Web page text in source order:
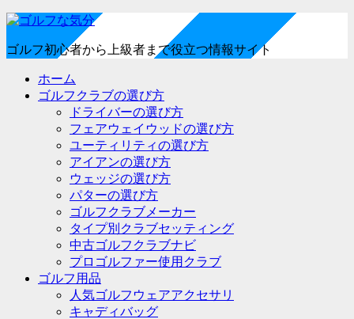
ゴルフ初心者から上級者まで役立つ情報サイト
ホーム
ゴルフクラブの選び方
ドライバーの選び方
フェアウェイウッドの選び方
ユーティリティの選び方
アイアンの選び方
ウェッジの選び方
パターの選び方
ゴルフクラブメーカー
タイプ別クラブセッティング
中古ゴルフクラブナビ
プロゴルファー使用クラブ
ゴルフ用品
人気ゴルフウェアアクセサリ
キャディバッグ